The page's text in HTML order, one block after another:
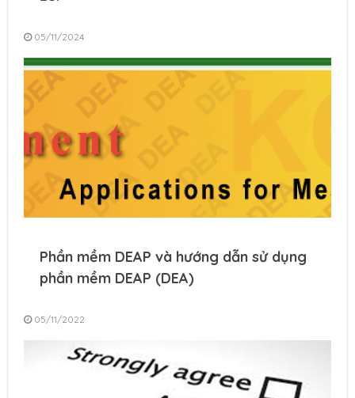
05/11/2024
Phần mềm DEAP và hướng dẫn sử dụng
phần mềm DEAP (DEA)
05/11/2022